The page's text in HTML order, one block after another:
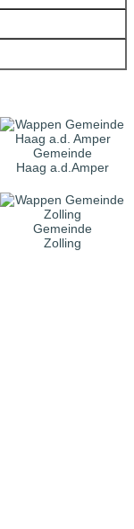
Gemeinde
Haag a.d.Amper
Gemeinde
Zolling